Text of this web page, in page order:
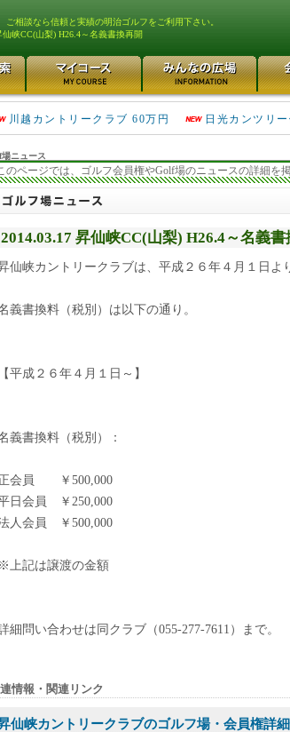
ご相談なら信頼と実績の明治ゴルフをご利用下さい。
仙峡CC(山梨) H26.4～名義書換再開
津久井湖ゴルフ倶楽部 80万円 鴻巣カントリ
川越カントリークラブ 60万円
日光カンツリ
ニュース
のページでは、ゴルフ会員権やGolf場のニュースの詳細を
2014.03.17 昇仙峡CC(山梨) H26.4～名義書
仙峡カントリークラブは、平成２６年４月１日よ
義書換料（税別）は以下の通り。
平成２６年４月１日～】
義書換料（税別）：
会員 ￥500,000
日会員 ￥250,000
人会員 ￥500,000
上記は譲渡の金額
細問い合わせは同クラブ（055-277-7611）まで。
情報・関連リンク
仙峡カントリークラブのゴルフ場・会員権詳